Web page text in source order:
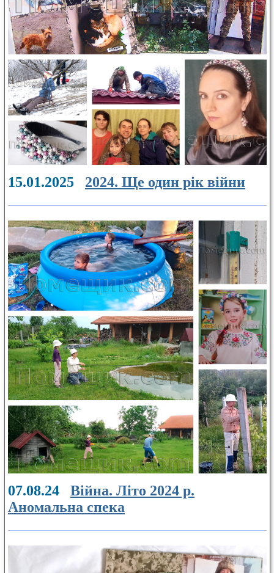
15.01.2025 2024. Ще один рік війни
07.08.24 Війна. Літо 2024 р.
Аномальна спека